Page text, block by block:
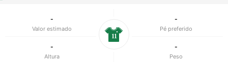
-
Valor estimado
-
Pé preferido
-
Altura
-
Peso
11